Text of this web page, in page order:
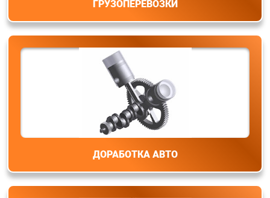
ГРУЗОПЕРЕВОЗКИ
ДОРАБОТКА АВТО